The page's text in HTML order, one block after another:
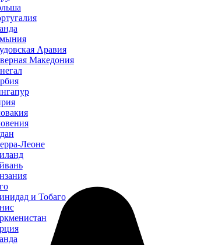
Аравия
Македония
Леоне
и Тобаго